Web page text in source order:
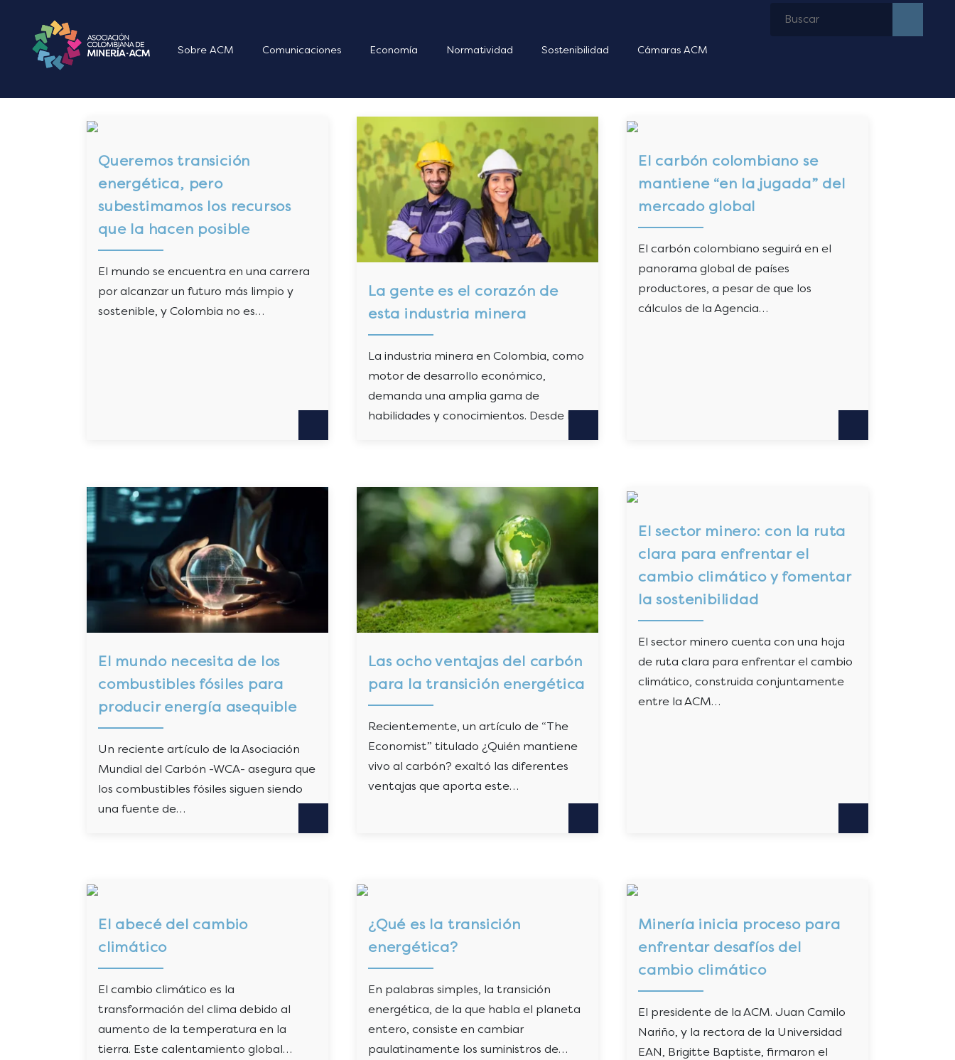
Sobre ACM Comunicaciones Economía Normatividad Sostenibilidad Cámaras ACM
Queremos transición
energética, pero
subestimamos los recursos
que la hacen posible
El mundo se encuentra en una carrera
por alcanzar un futuro más limpio y
sostenible, y Colombia no es…
La gente es el corazón de
esta industria minera
La industria minera en Colombia, como
motor de desarrollo económico,
demanda una amplia gama de
habilidades y conocimientos. Desde la…
El carbón colombiano se
mantiene “en la jugada” del
mercado global
El carbón colombiano seguirá en el
panorama global de países
productores, a pesar de que los
cálculos de la Agencia…
El mundo necesita de los
combustibles fósiles para
producir energía asequible
Un reciente artículo de la Asociación
Mundial del Carbón -WCA- asegura que
los combustibles fósiles siguen siendo
una fuente de…
Las ocho ventajas del carbón
para la transición energética
Recientemente, un artículo de “The
Economist” titulado ¿Quién mantiene
vivo al carbón? exaltó las diferentes
ventajas que aporta este…
El sector minero: con la ruta
clara para enfrentar el
cambio climático y fomentar
la sostenibilidad
El sector minero cuenta con una hoja
de ruta clara para enfrentar el cambio
climático, construida conjuntamente
entre la ACM…
El abecé del cambio
climático
El cambio climático es la
transformación del clima debido al
aumento de la temperatura en la
tierra. Este calentamiento global…
¿Qué es la transición
energética?
En palabras simples, la transición
energética, de la que habla el planeta
entero, consiste en cambiar
paulatinamente los suministros de…
Minería inicia proceso para
enfrentar desafíos del
cambio climático
El presidente de la ACM. Juan Camilo
Nariño, y la rectora de la Universidad
EAN, Brigitte Baptiste, firmaron el